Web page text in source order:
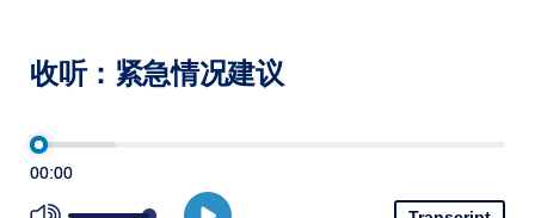
收听：紧急情况建议
00:00